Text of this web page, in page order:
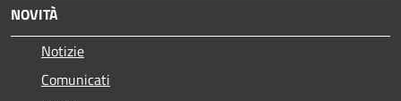
NOVITÀ
Notizie
Comunicati